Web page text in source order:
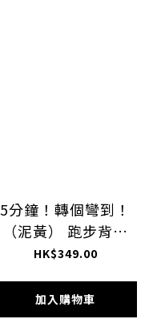
5分鐘！轉個彎到！
（泥黃） 跑步背心
（男裝）
HK$349.00
加入購物車